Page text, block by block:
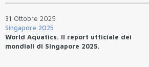
31 Ottobre 2025
Singapore 2025
World Aquatics. Il report ufficiale dei
mondiali di Singapore 2025.